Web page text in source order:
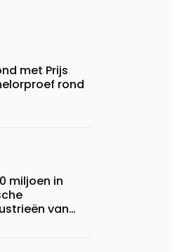
met Prijs
rond
miljoen in
van